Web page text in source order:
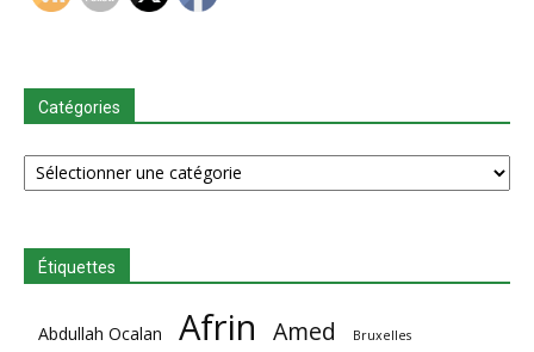
Catégories
Catégories
Étiquettes
Abdullah Ocalan Afrin Amed Bruxelles